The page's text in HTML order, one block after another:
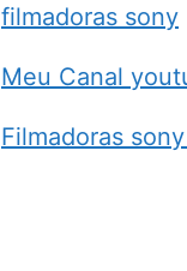
filmadoras sony
Meu Canal
Filmadoras